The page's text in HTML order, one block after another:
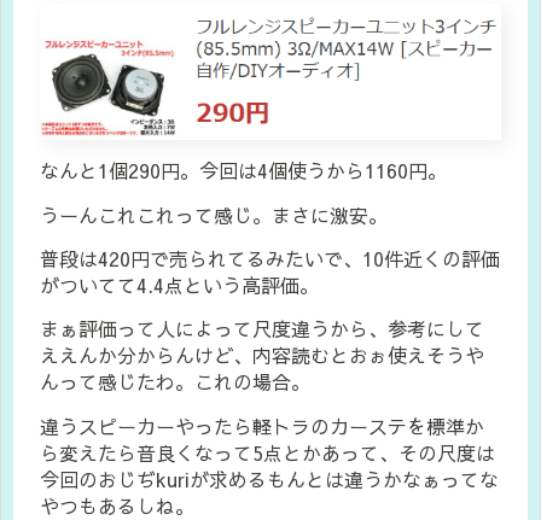
なんと1個290円。今回は4個使うから1160円。
うーんこれこれって感じ。まさに激安。
普段は420円で売られてるみたいで、10件近くの評価
がついてて4.4点という高評価。
まぁ評価って人によって尺度違うから、参考にして
ええんか分からんけど、内容読むとおぉ使えそうや
んって感じたわ。これの場合。
違うスピーカーやったら軽トラのカーステを標準か
ら変えたら音良くなって5点とかあって、その尺度は
今回のおじぢkuriが求めるもんとは違うかなぁってな
やつもあるしね。